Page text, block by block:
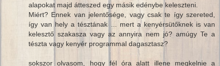
alapokat majd átteszed egy másik edénybe keleszteni.
Miért? Ennek van jelentősége, vagy csak te így szereted,
így van hely a tésztának ... mert a kenyérsütőknek is van
kelesztő szakasza vagy az annyira nem jó? amúgy Te a
tészta vagy kenyér programmal dagasztasz?
sokszor olvasom, hogy fél óra alatt illene megkelnie a